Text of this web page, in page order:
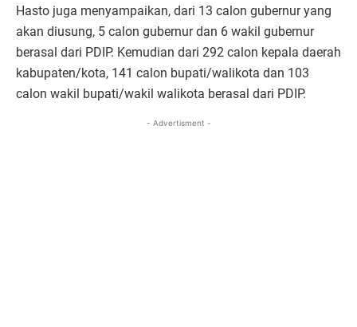
Hasto juga menyampaikan, dari 13 calon gubernur yang
akan diusung, 5 calon gubernur dan 6 wakil gubernur
berasal dari PDIP. Kemudian dari 292 calon kepala daerah
kabupaten/kota, 141 calon bupati/walikota dan 103
calon wakil bupati/wakil walikota berasal dari PDIP.
- Advertisment -